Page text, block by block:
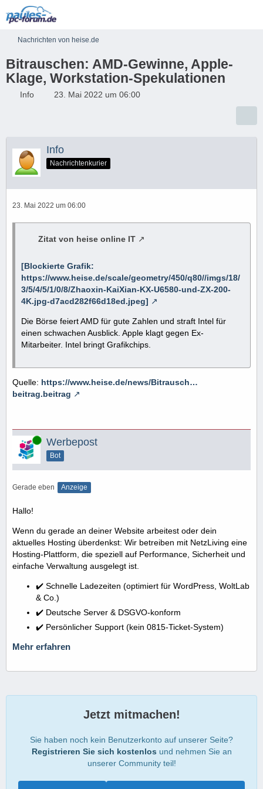
Nachrichten von heise.de
Bitrauschen: AMD-Gewinne, Apple-
Klage, Workstation-Spekulationen
Info 23. Mai 2022 um 06:00
Info
Nachrichtenkurier
23. Mai 2022 um 06:00
Zitat von heise online IT
[Blockierte Grafik:
https://www.heise.de/scale/geometry/450/q80//imgs/18/
3/5/4/5/1/0/8/Zhaoxin-KaiXian-KX-U6580-und-ZX-200-
4K.jpg-d7acd282f66d18ed.jpeg]
Die Börse feiert AMD für gute Zahlen und straft Intel für
einen schwachen Ausblick. Apple klagt gegen Ex-
Mitarbeiter. Intel bringt Grafikchips.
Quelle: https://www.heise.de/news/Bitrausch…
beitrag.beitrag
Online Werbepost
Bot
Gerade eben Anzeige
Hallo!
Wenn du gerade an deiner Website arbeitest oder dein
aktuelles Hosting überdenkst: Wir betreiben mit NetzLiving eine
Hosting-Plattform, die speziell auf Performance, Sicherheit und
einfache Verwaltung ausgelegt ist.
✔️ Schnelle Ladezeiten (optimiert für WordPress, WoltLab
& Co.)
✔️ Deutsche Server & DSGVO-konform
✔️ Persönlicher Support (kein 0815-Ticket-System)
Mehr erfahren
Jetzt mitmachen!
Sie haben noch kein Benutzerkonto auf unserer Seite?
Registrieren Sie sich kostenlos und nehmen Sie an
unserer Community teil!